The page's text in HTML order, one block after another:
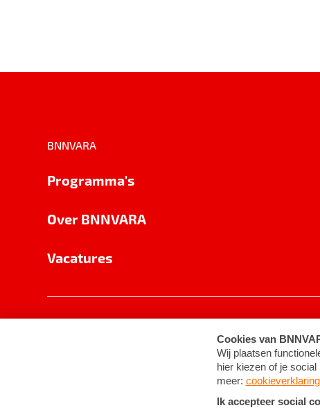
BNNVARA
Programma's
Over BNNVARA
Vacatures
Cookie-instellingen Algemene